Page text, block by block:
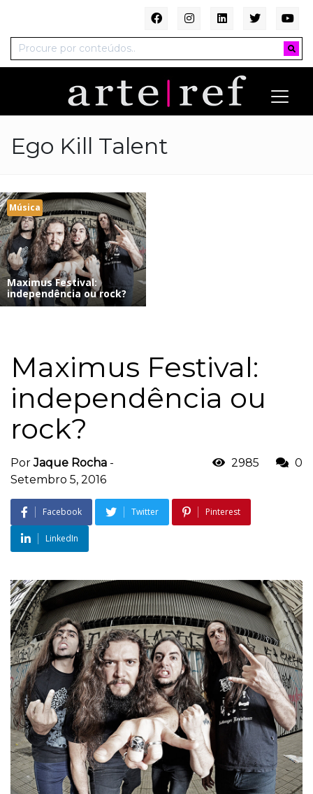
Ego Kill Talent
Música
Maximus Festival:
independência ou rock?
Maximus Festival:
independência ou
rock?
PorJaque Rocha -
Setembro 5, 2016
2985 0
Facebook Twitter Pinterest
LinkedIn